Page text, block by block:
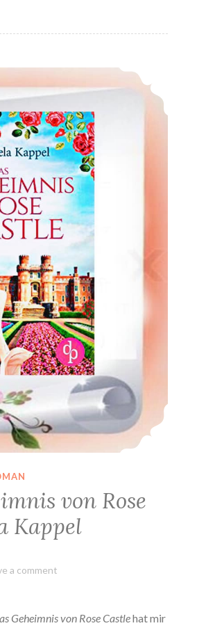
von Rose
Kappel
a comment
Geheimnis von Rose Castlehat mir